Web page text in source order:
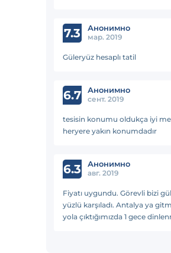
7.3 Анонимно
мар. 2019
Güleryüz hesaplı tatil
6.7 Анонимно
сент. 2019
tesisin konumu oldukça iyi
heryere yakın konumdadır
6.3 Анонимно
авг. 2019
Fiyatı uygundu. Görevli bizi
yüzlü karşıladı. Antalya ya
yola çıktığımızda 1 gece